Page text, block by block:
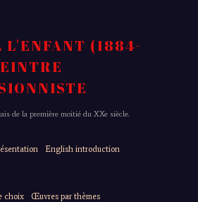
L'ENFANT (1884-
de la première moitié du XXe siècle.
English introduction
choix Œuvres par thèmes